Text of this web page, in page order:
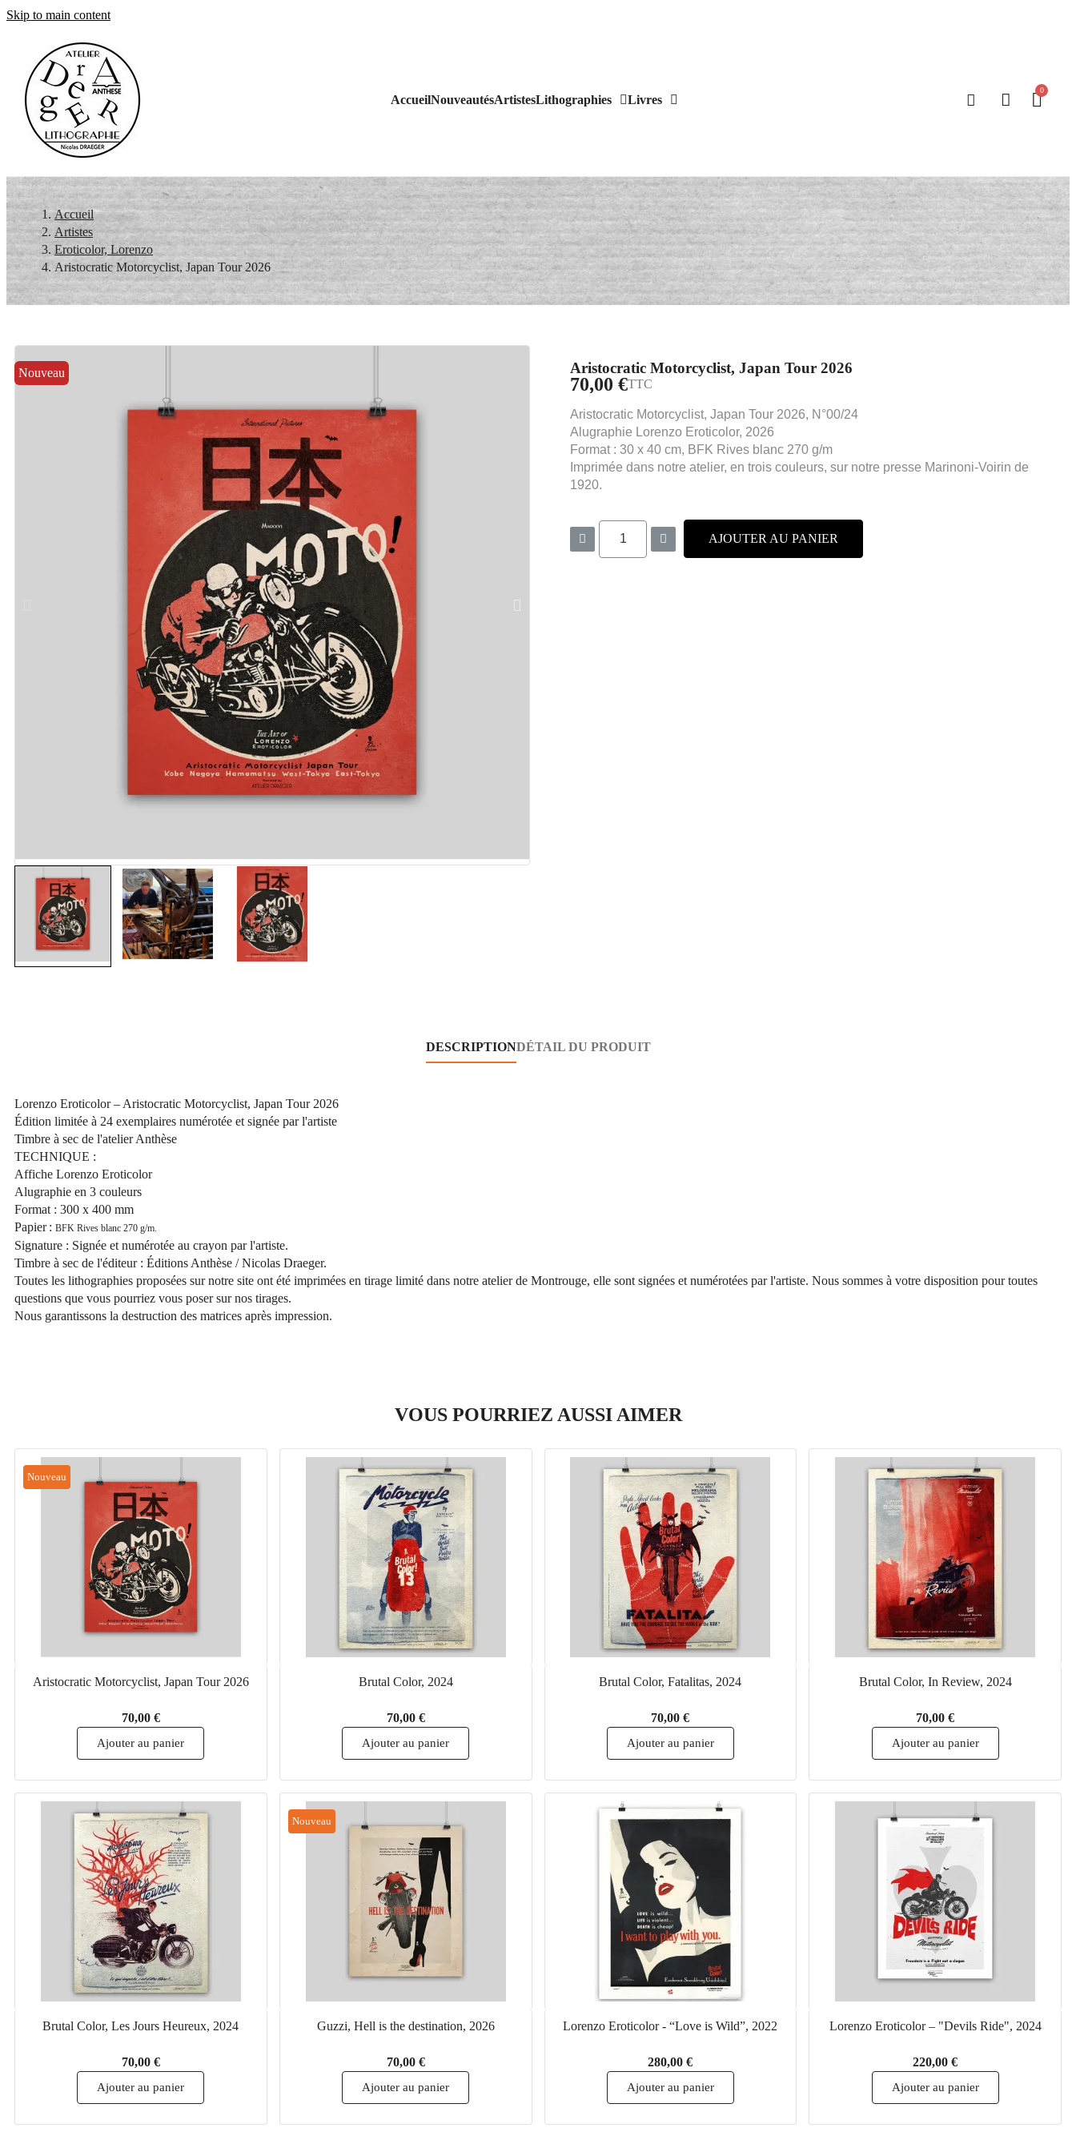
Skip to main content
AccueilNouveautésArtistesLithographies Livres
Accueil
Artistes
Eroticolor, Lorenzo
Aristocratic Motorcyclist, Japan Tour 2026
Nouveau Aristocratic Motorcyclist, Japan Tour 2026
70,00 €TTC
Aristocratic Motorcyclist, Japan Tour 2026, N°00/24
Alugraphie Lorenzo Eroticolor, 2026
Format : 30 x 40 cm, BFK Rives blanc 270 g/m
Imprimée dans notre atelier, en trois couleurs, sur notre presse Marinoni-Voirin de
1920.
AJOUTER AU PANIER
DESCRIPTIONDÉTAIL DU PRODUIT
Lorenzo Eroticolor – Aristocratic Motorcyclist, Japan Tour 2026
Édition limitée à 24 exemplaires numérotée et signée par l'artiste
Timbre à sec de l'atelier Anthèse
TECHNIQUE :
Affiche Lorenzo Eroticolor
Alugraphie en 3 couleurs
Format : 300 x 400 mm
Papier : BFK Rives blanc 270 g/m.
Signature : Signée et numérotée au crayon par l'artiste.
Timbre à sec de l'éditeur : Éditions Anthèse / Nicolas Draeger.
Toutes les lithographies proposées sur notre site ont été imprimées en tirage limité dans notre atelier de Montrouge, elle sont signées et numérotées par l'artiste. Nous sommes à votre disposition pour toutes
questions que vous pourriez vous poser sur nos tirages.
Nous garantissons la destruction des matrices après impression.
VOUS POURRIEZ AUSSI AIMER
Nouveau
Aristocratic Motorcyclist, Japan Tour 2026
70,00 €
Ajouter au panier
Brutal Color, 2024
70,00 €
Ajouter au panier
Brutal Color, Fatalitas, 2024
70,00 €
Ajouter au panier
Brutal Color, In Review, 2024
70,00 €
Ajouter au panier
Brutal Color, Les Jours Heureux, 2024
70,00 €
Ajouter au panier
Nouveau
Guzzi, Hell is the destination, 2026
70,00 €
Ajouter au panier
Lorenzo Eroticolor - “Love is Wild”, 2022
280,00 €
Ajouter au panier
Lorenzo Eroticolor – "Devils Ride", 2024
220,00 €
Ajouter au panier